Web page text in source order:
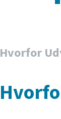
Hvorfor